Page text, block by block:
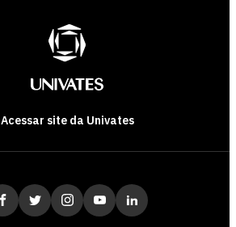
Acessar site da Univates